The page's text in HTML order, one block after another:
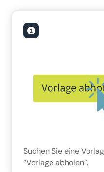
Suchen Sie eine
“Vorlage abholen”.